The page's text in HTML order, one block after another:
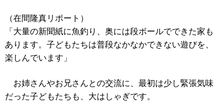
（在間隆真リポート）
「大量の新聞紙に魚釣り、奥には段ボールでできた家も
あります。子どもたちは普段なかなかできない遊びを、
楽しんでいます」
お姉さんやお兄さんとの交流に、最初は少し緊張気味
だった子どもたちも、大はしゃぎです。